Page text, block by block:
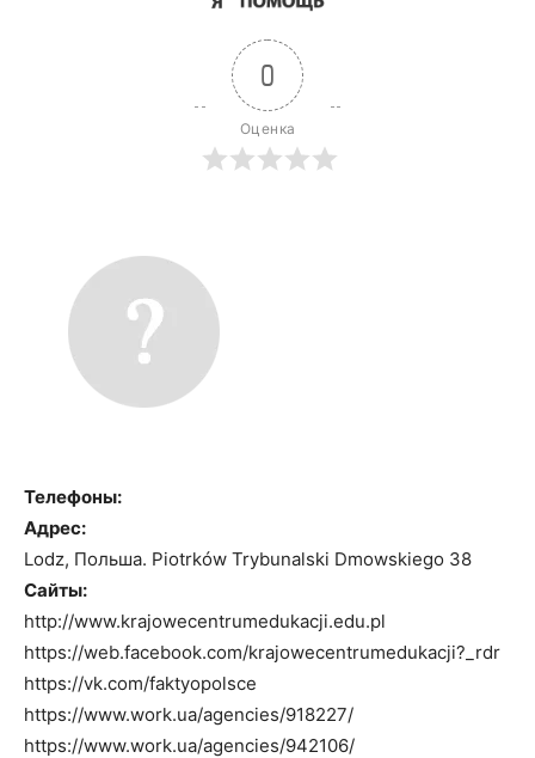
0
Оценка
Телефоны:
Адрес:
Lodz, Польша. Piotrków Trybunalski Dmowskiego 38
Сайты:
http://www.krajowecentrumedukacji.edu.pl
https://web.facebook.com/krajowecentrumedukacji?_rdr
https://vk.com/faktyopolsce
https://www.work.ua/agencies/918227/
https://www.work.ua/agencies/942106/